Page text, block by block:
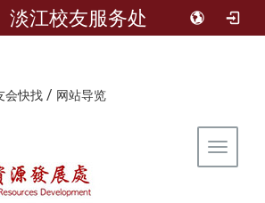
淡江校友服务处
会快找 / 网站导览
Toggle